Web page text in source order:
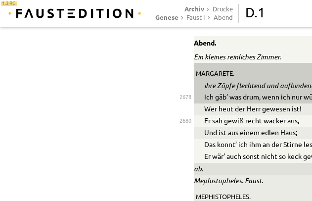
1.3 RC
Archiv Drucke
Genese Faust I Abend D.1
Abend.
Ein kleines reinliches Zimmer.
MARGARETE.
ihre Zöpfe flechtend und
2678
Ich gäb’ was drum, wenn ich nur
Wer heut der Herr gewesen ist!
2680
Er sah gewiß recht wacker aus,
Und ist aus einem edlen Haus;
Das konnt’ ich ihm an der Stirne
Er wär’ auch sonst nicht so keck
ab.
Mephistopheles. Faust.
MEPHISTOPHELES.